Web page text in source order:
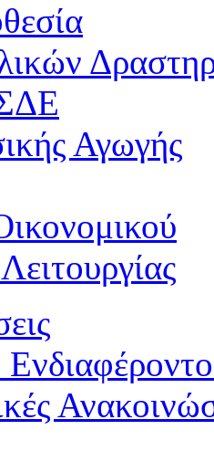
Αγωγής